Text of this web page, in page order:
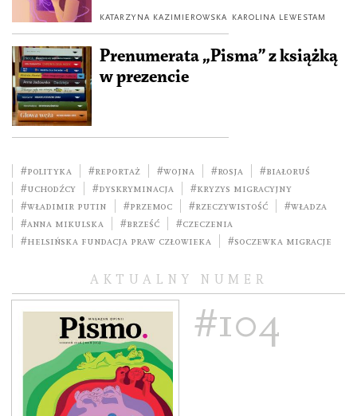
KATARZYNA KAZIMIEROWSKA KAROLINA LEWESTAM
Prenumerata „Pisma” z książką
w prezencie
#polityka #reportaż #wojna #Rosja
#Białoruś
#uchodźcy
#dyskryminacja
#kryzys migracyjny
#Władimir Putin
#przemoc #rzeczywistość
#władza
#Anna Mikulska
#Brześć
#Czeczenia
#Helsińska Fundacja Praw Człowieka
#Soczewka migracje
AKTUALNY NUMER
#104